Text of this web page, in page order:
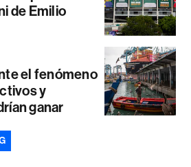
de Emilio
el fenómeno
y
ganar